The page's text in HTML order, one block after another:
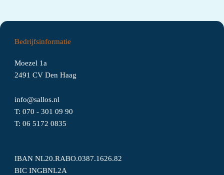
Bedrijfsinformatie
Moezel 1a
2491 CV Den Haag
info@sallos.nl
T:070 - 301 09 90
T:0651720835
IBAN NL20.RABO.0387.1626.82
BIC INGBNL2A